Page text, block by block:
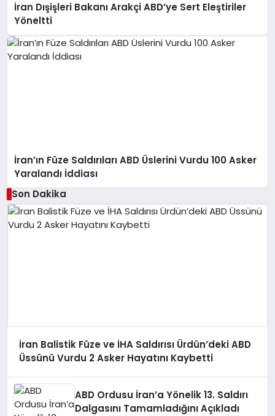
İran Dışişleri Bakanı Arakçi ABD’ye Sert Eleştiriler
Yöneltti
İran’ın Füze Saldırıları ABD Üslerini Vurdu 100 Asker
Yaralandı İddiası
Son Dakika
İran Balistik Füze ve İHA Saldırısı Ürdün’deki ABD
Üssünü Vurdu 2 Asker Hayatını Kaybetti
ABD Ordusu İran’a Yönelik 13. Saldırı
Dalgasını Tamamladığını Açıkladı